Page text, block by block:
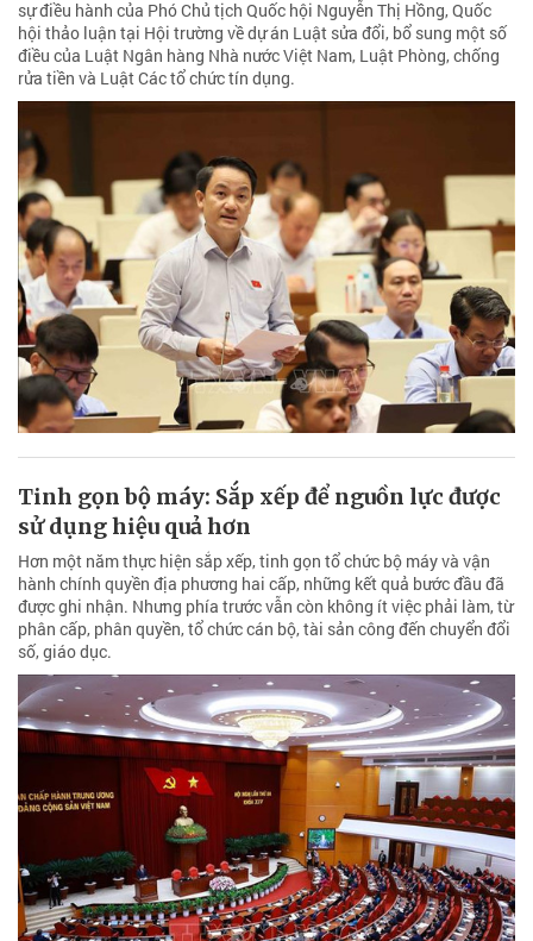
sự điều hành của Phó Chủ tịch Quốc hội Nguyễn Thị Hồng, Quốc
hội thảo luận tại Hội trường về dự án Luật sửa đổi, bổ sung một số
điều của Luật Ngân hàng Nhà nước Việt Nam, Luật Phòng, chống
rửa tiền và Luật Các tổ chức tín dụng.
Tinh gọn bộ máy: Sắp xếp để nguồn lực được
sử dụng hiệu quả hơn
Hơn một năm thực hiện sắp xếp, tinh gọn tổ chức bộ máy và vận
hành chính quyền địa phương hai cấp, những kết quả bước đầu đã
được ghi nhận. Nhưng phía trước vẫn còn không ít việc phải làm, từ
phân cấp, phân quyền, tổ chức cán bộ, tài sản công đến chuyển đổi
số, giáo dục.